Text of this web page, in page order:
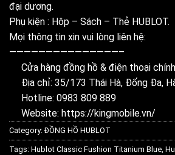
đại dương.
Phụ kiện : Hộp – Sách – Thẻ HUBLOT.
Mọi thông tin xin vui lòng liên hệ:
———————————————–
Cửa hàng đồng hồ & điện thoại
Địa chỉ: 35/173 Thái Hà, Đống Đa,
Hotline: 0983 809 889
Website: https://kingmobile.vn/
Category:ĐỒNG HỒ HUBLOT
Tags: Hublot Classic Fushion Titanium Blue,